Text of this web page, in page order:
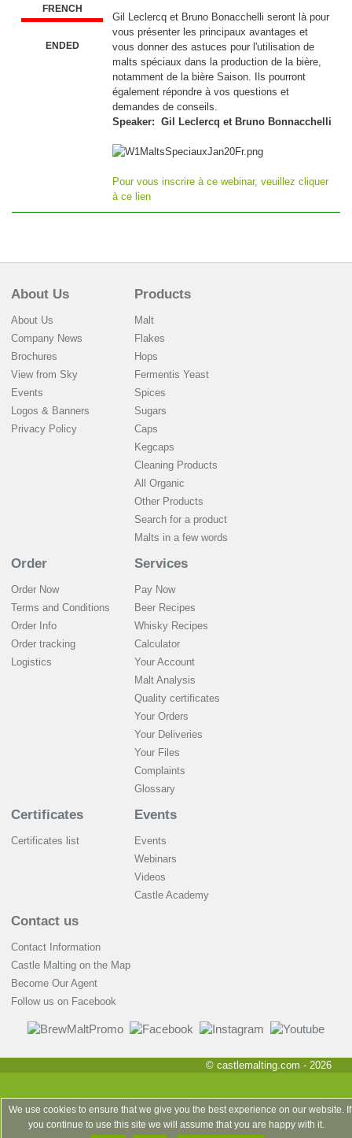
FRENCH
ENDED
Gil Leclercq et Bruno Bonacchelli seront là pour
vous présenter les principaux avantages et
vous donner des astuces pour l'utilisation de
malts spéciaux dans la production de la bière,
notamment de la bière Saison. Ils pourront
également répondre à vos questions et
demandes de conseils.
Speaker: Gil Leclercq et Bruno Bonnacchelli
Pour vous inscrire à ce webinar, veuillez cliquer
à ce lien
About Us
About Us
Company News
Brochures
View from Sky
Events
Logos & Banners
Privacy Policy
Products
Malt
Flakes
Hops
Fermentis Yeast
Spices
Sugars
Caps
Kegcaps
Cleaning Products
All Organic
Other Products
Search for a product
Malts in a few words
Order
Order Now
Terms and Conditions
Order Info
Order tracking
Logistics
Services
Pay Now
Beer Recipes
Whisky Recipes
Calculator
Your Account
Malt Analysis
Quality certificates
Your Orders
Your Deliveries
Your Files
Complaints
Glossary
Certificates
Certificates list
Events
Events
Webinars
Videos
Castle Academy
Contact us
Contact Information
Castle Malting on the Map
Become Our Agent
Follow us on Facebook
© castlemalting.com - 2026
We use cookies to ensure that we give you the best experience on our website. If
you continue to use this site we will assume that you are happy with it.